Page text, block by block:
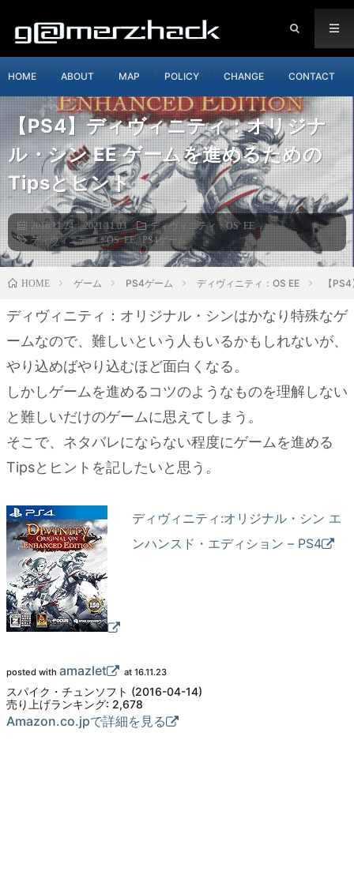
HOME ABOUT MAP POLICY CHANGE CONTACT
【PS4】ディヴィニティ：オリジナ
ル・シン EE ゲームを進めるための
Tipsとヒント
2016.11.24 2021.11.03
ディヴィニティ：OS EE
ディヴィニティ：OS EE,PS4ゲーム
HOME ゲーム PS4ゲーム ディヴィニティ：OS EE 【
ディヴィニティ：オリジナル・シンはかなり特殊なゲ
ームなので、難しいという人もいるかもしれないが、
やり込めばやり込むほど面白くなる。
しかしゲームを進めるコツのようなものを理解しない
と難しいだけのゲームに思えてしまう。
そこで、ネタバレにならない程度にゲームを進める
Tipsとヒントを記したいと思う。
ディヴィニティ:オリジナル・シン エ
ンハンスド・エディション – PS4
posted with amazlet at 16.11.23
スパイク・チュンソフト (2016-04-14)
売り上げランキング: 2,678
Amazon.co.jpで詳細を見る